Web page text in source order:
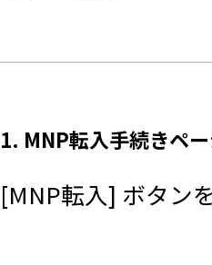
1. MNP転入手続きペ
[MNP転入] ボタン